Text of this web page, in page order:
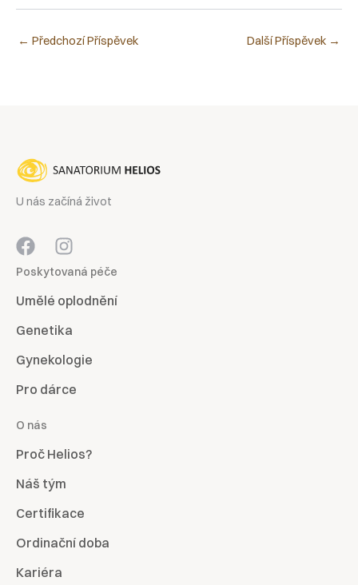
← Předchozí Příspěvek Další Příspěvek →
U nás začíná život
Poskytovaná péče
Umělé oplodnění
Genetika
Gynekologie
Pro dárce
O nás
Proč Helios?
Náš tým
Certifikace
Ordinační doba
Kariéra